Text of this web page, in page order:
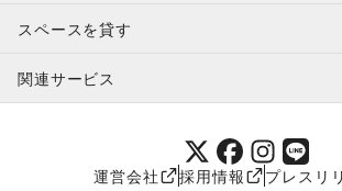
特定商取引法に基づく表示
補償プログラム
スペースを借りたい人へ
ユーザー利用規約
提携パートナー
スペースを貸す
スペースを貸したい方へ
オーナー利用規約
関連サービス
SHOPCOUNTER MAGAZINE
ショップカウンターエンタープライズ
運営会社 採用情報 プレスリ